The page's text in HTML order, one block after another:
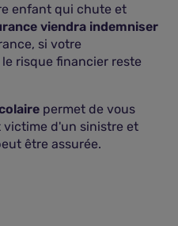
enfant qui chute et
viendra indemniser
si votre
risque financier reste
permet de vous
d'un sinistre et
être assurée.